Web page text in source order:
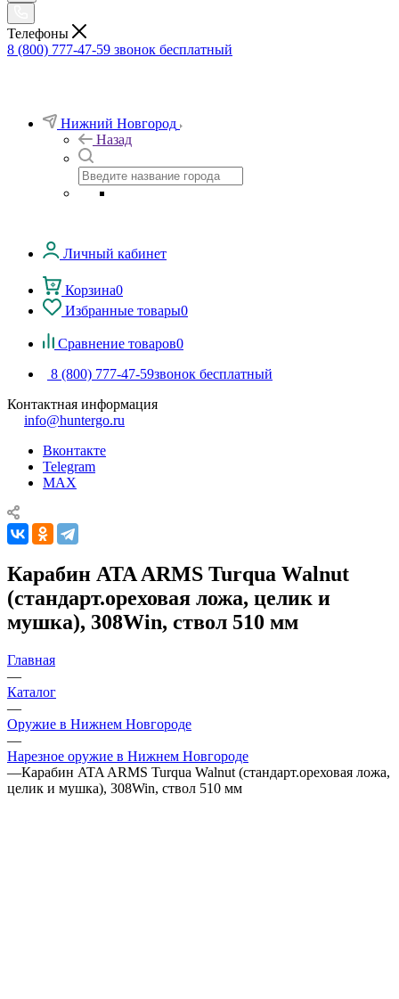
Телефоны
8 (800) 777-47-59 звонок бесплатный
Нижний Новгород
Назад
Личный кабинет
Корзина0
Избранные товары0
Сравнение товаров0
8 (800) 777-47-59звонок бесплатный
Контактная информация
info@huntergo.ru
Вконтакте
Telegram
MAX
Карабин ATA ARMS Turqua Walnut
(стандарт.ореховая ложа, целик и
мушка), 308Win, ствол 510 мм
Главная
—
Каталог
—
Оружие в Нижнем Новгороде
—
Нарезное оружие в Нижнем Новгороде
—Карабин ATA ARMS Turqua Walnut (стандарт.ореховая ложа,
целик и мушка), 308Win, ствол 510 мм